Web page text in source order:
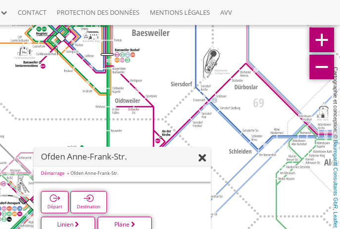
CONTACT PROTECTION DES DONNÉES MENTIONS LÉGALES AVV
Cartographie et conception: ©
Baumgardt Consultants GbR
,
Leaflet
Ofden Anne-Frank-Str.
Démarrage Ofden Anne-Frank-Str.
Départ Destination
Linien Pläne